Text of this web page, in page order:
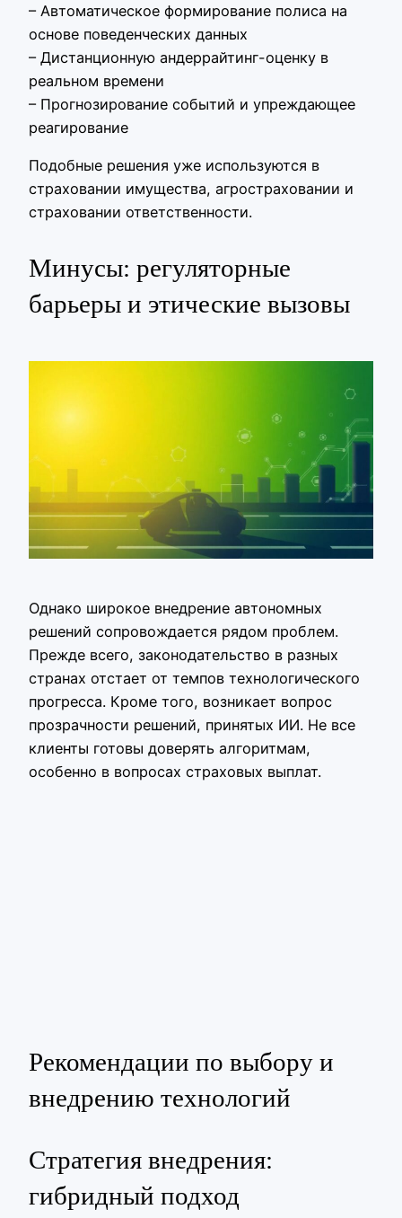
– Автоматическое формирование полиса на
основе поведенческих данных
– Дистанционную андеррайтинг-оценку в
реальном времени
– Прогнозирование событий и упреждающее
реагирование
Подобные решения уже используются в
страховании имущества, агростраховании и
страховании ответственности.
Минусы: регуляторные
барьеры и этические вызовы
Однако широкое внедрение автономных
решений сопровождается рядом проблем.
Прежде всего, законодательство в разных
странах отстает от темпов технологического
прогресса. Кроме того, возникает вопрос
прозрачности решений, принятых ИИ. Не все
клиенты готовы доверять алгоритмам,
особенно в вопросах страховых выплат.
Рекомендации по выбору и
внедрению технологий
Стратегия внедрения:
гибридный подход